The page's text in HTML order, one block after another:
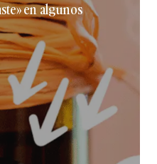
en algunos